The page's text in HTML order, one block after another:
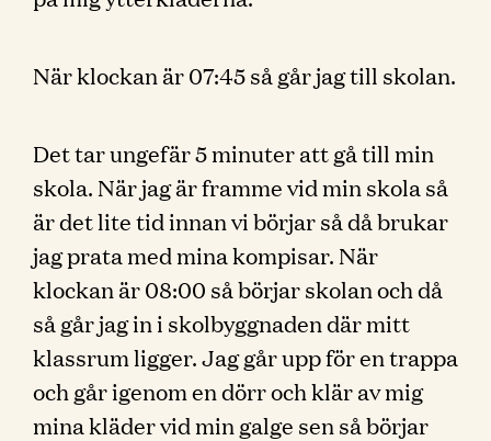
När klockan är 07:45 så går jag till skolan.
Det tar ungefär 5 minuter att gå till min
skola. När jag är framme vid min skola så
är det lite tid innan vi börjar så då brukar
jag prata med mina kompisar. När
klockan är 08:00 så börjar skolan och då
så går jag in i skolbyggnaden där mitt
klassrum ligger. Jag går upp för en trappa
och går igenom en dörr och klär av mig
mina kläder vid min galge sen så börjar